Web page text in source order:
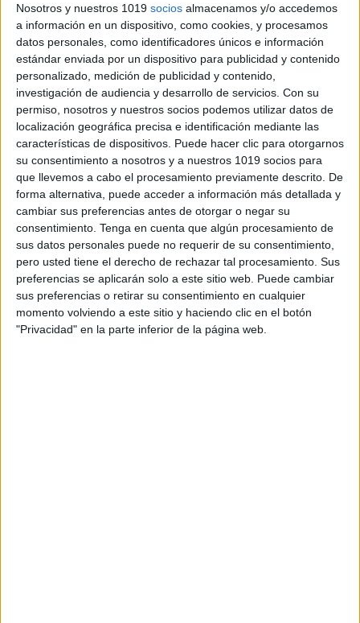
Nosotros y nuestros 1019 socios almacenamos y/o accedemos
a información en un dispositivo, como cookies, y procesamos
datos personales, como identificadores únicos e información
estándar enviada por un dispositivo para publicidad y contenido
personalizado, medición de publicidad y contenido,
investigación de audiencia y desarrollo de servicios. Con su
permiso, nosotros y nuestros socios podemos utilizar datos de
localización geográfica precisa e identificación mediante las
características de dispositivos. Puede hacer clic para otorgarnos
su consentimiento a nosotros y a nuestros 1019 socios para
que llevemos a cabo el procesamiento previamente descrito. De
forma alternativa, puede acceder a información más detallada y
cambiar sus preferencias antes de otorgar o negar su
consentimiento. Tenga en cuenta que algún procesamiento de
sus datos personales puede no requerir de su consentimiento,
pero usted tiene el derecho de rechazar tal procesamiento. Sus
preferencias se aplicarán solo a este sitio web. Puede cambiar
sus preferencias o retirar su consentimiento en cualquier
momento volviendo a este sitio y haciendo clic en el botón
"Privacidad" en la parte inferior de la página web.
DESCARGA MÁS ABAJO EL
RECURSO EN PDF